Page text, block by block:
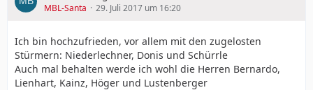
MBL-Santa 29. Juli 2017 um 16:20
Ich bin hochzufrieden, vor allem mit den zugelosten
Stürmern: Niederlechner, Donis und Schürrle
Auch mal behalten werde ich wohl die Herren Bernardo,
Lienhart, Kainz, Höger und Lustenberger